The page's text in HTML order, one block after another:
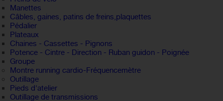
Manettes
Câbles, gaines, patins de freins,plaquettes
Pédalier
Plateaux
Chaines - Cassettes - Pignons
Potence - Cintre - Direction - Ruban guidon - Poignée
Groupe
Montre running cardio-Fréquencemètre
Outillage
Pieds d'atelier
Outillage de transmissions